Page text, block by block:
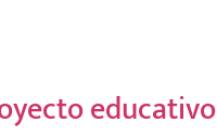
educativo